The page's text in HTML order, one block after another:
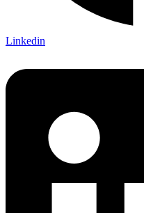
Linkedin